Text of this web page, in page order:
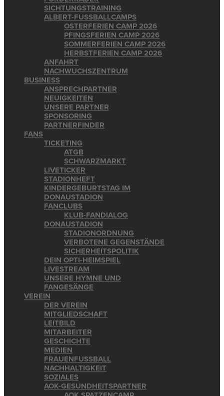
SICHTUNGSTRAINING
ALBERT-FUSSBALLCAMPS
OSTERFERIEN CAMP 2026
PFINGSFERIEN CAMP 2026
SOMMERFERIEN CAMP 2026
HERBSTFERIEN CAMP 2026
ANFAHRT
NACHWUCHSZENTRUM
BUSINESS
ANSPRECHPARTNER
NEUIGKEITEN
UNSERE PARTNER
SPONSORING
PARTNERFINDER
FANS
TICKETING
ATGB
SCHWARZMARKT
LIVETICKER
STADIONHEFT
KINDERGEBURTSTAG IM
DONAUSTADION
FANCLUBS
KLUB-FANDIALOG
DONAUSTADION
STADIONORDNUNG
VERBOTENE GEGENSTÄNDE
SICHERHEITSPOLITIK
DEIN OPTI-HEIMSPIEL
LIVESTREAM
UNSERE HYMNE UND
FANGESÄNGE
VEREIN
DER VEREIN
MITGLIEDSCHAFT
LEITBILD
MITARBEITER
GESCHICHTE
MEDIEN
FRAUENFUSSBALL
NACHHALTIGKEIT
SOZIALES
AOK-GESUNDHEITSPARTNER